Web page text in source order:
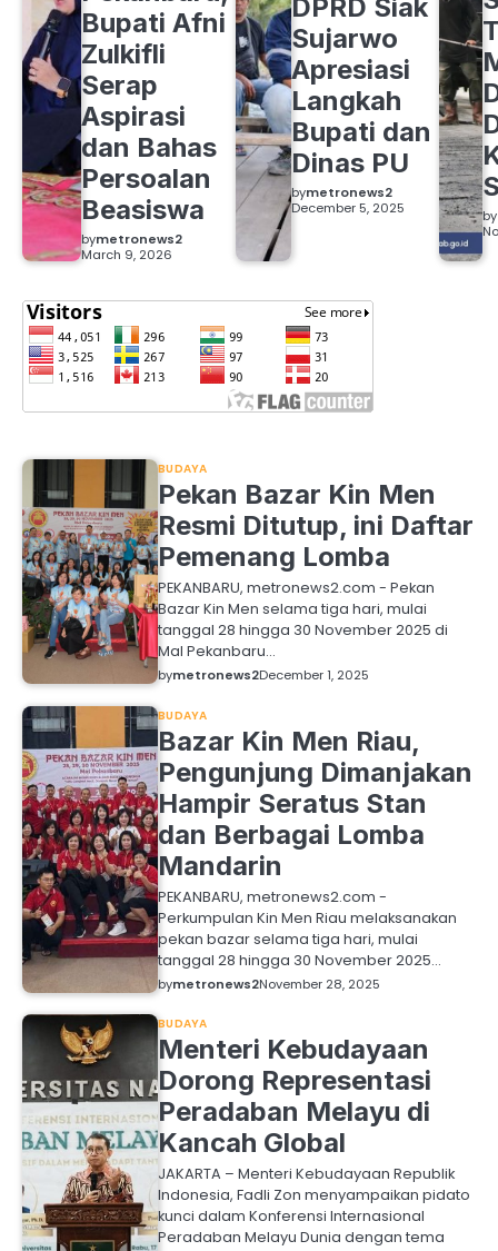
Bupati Afni
Zulkifli
Serap
Aspirasi
dan Bahas
Persoalan
Beasiswa
bymetronews2
March 9, 2026
DPRD Siak
Sujarwo
Apresiasi
Langkah
Bupati dan
Dinas PU
bymetronews2
December 5, 2025
by
BUDAYA
Pekan Bazar Kin Men
Resmi Ditutup, ini Daftar
Pemenang Lomba
PEKANBARU, metronews2.com - Pekan
Bazar Kin Men selama tiga hari, mulai
tanggal 28 hingga 30 November 2025 di
Mal Pekanbaru…
bymetronews2December 1, 2025
BUDAYA
Bazar Kin Men Riau,
Pengunjung Dimanjakan
Hampir Seratus Stan
dan Berbagai Lomba
Mandarin
PEKANBARU, metronews2.com -
Perkumpulan Kin Men Riau melaksanakan
pekan bazar selama tiga hari, mulai
tanggal 28 hingga 30 November 2025…
bymetronews2November 28, 2025
BUDAYA
Menteri Kebudayaan
Dorong Representasi
Peradaban Melayu di
Kancah Global
JAKARTA – Menteri Kebudayaan Republik
Indonesia, Fadli Zon menyampaikan pidato
kunci dalam Konferensi Internasional
Peradaban Melayu Dunia dengan tema